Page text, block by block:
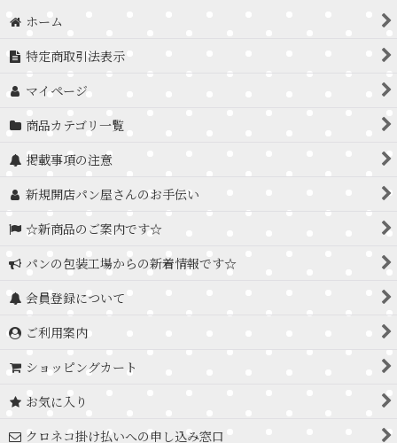
ホーム
特定商取引法表示
マイページ
商品カテゴリ一覧
掲載事項の注意
新規開店パン屋さんのお手伝い
☆新商品のご案内です☆
パンの包装工場からの新着情報です☆
会員登録について
ご利用案内
ショッピングカート
お気に入り
クロネコ掛け払いへの申し込み窓口